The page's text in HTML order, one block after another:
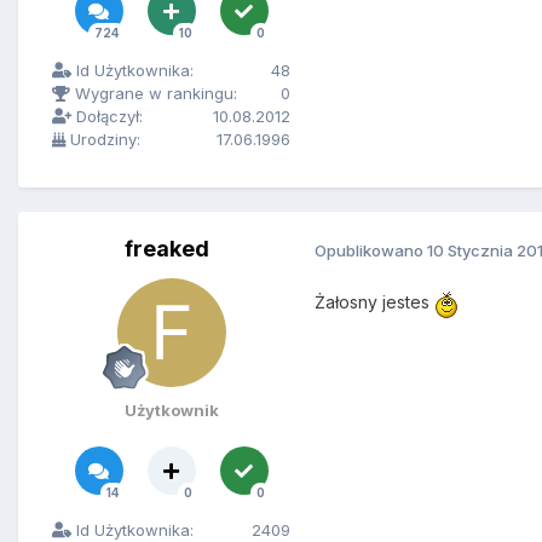
724 10 0
Id Użytkownika:
48
Wygrane w rankingu:
0
Dołączył:
10.08.2012
Urodziny:
17.06.1996
freaked
Użytkownik
14 0 0
Id Użytkownika: 2409
Opublikowano 10 Stycznia
Żałosny jestes